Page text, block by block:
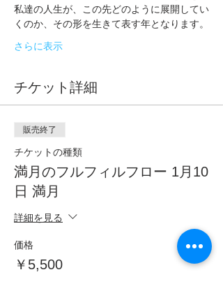
私達の人生が、この先どのように展開してい
くのか、その形を生きて表す年となります。
さらに表示
チケット詳細
販売終了
チケットの種類
満月のフルフィルフロー 1月10
日 満月
詳細を見る
価格
￥5,500